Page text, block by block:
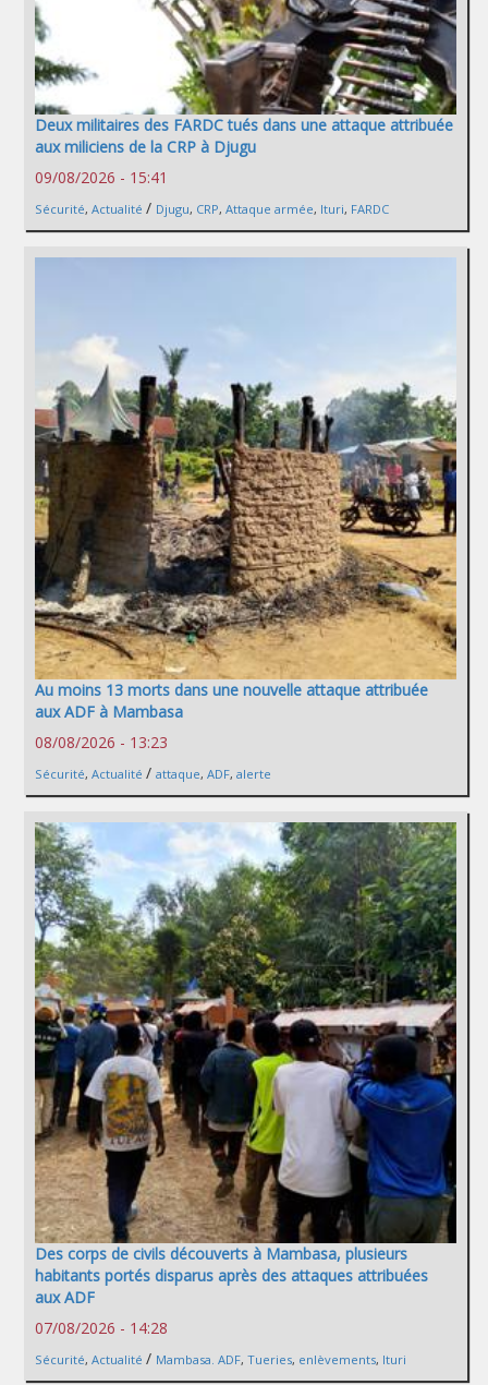
Deux militaires des FARDC tués dans une attaque attribuée
aux miliciens de la CRP à Djugu
09/08/2026 - 15:41
Sécurité, Actualité / Djugu, CRP, Attaque armée, Ituri, FARDC
Au moins 13 morts dans une nouvelle attaque attribuée
aux ADF à Mambasa
08/08/2026 - 13:23
Sécurité, Actualité / attaque, ADF, alerte
Des corps de civils découverts à Mambasa, plusieurs
habitants portés disparus après des attaques attribuées
aux ADF
07/08/2026 - 14:28
Sécurité, Actualité / Mambasa. ADF, Tueries, enlèvements, Ituri